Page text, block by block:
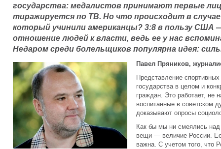
государства: медалистов принимают первые
тиражируется по ТВ. Но что происходит в
который учинили американцы? 3:8 в пользу США
отношение людей к власти, ведь ее у нас
Недаром среди болельщиков популярна идея:
Павел Пряников,
Представление
государства в целом и
граждан. Это работает, не
воспитанные в советском
доказывают опросы
Как бы мы ни смеялись
вещи — величие России. Ее
важна. С учетом того, что